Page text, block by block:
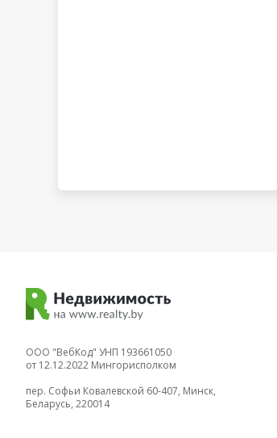
ООО "ВебКод" УНП 193661050
от 12.12.2022 Мингорисполком
пер. Софьи Ковалевской 60-407, Минск,
Беларусь, 220014